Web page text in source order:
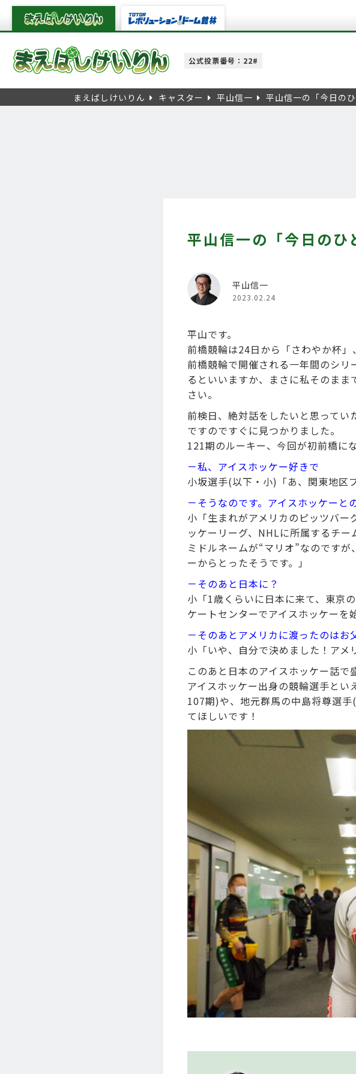
公式投票番号：22#
まえばしけいりん キャスター 平山信一 平山信一の「今日の
平山信一の「今日の
平山信一
2023.02.24
平山です。
前橋競輪は24日から「さわやか杯」
前橋競輪で開催される一年間のシリ
るといいますか、まさに私そのま
さい。
前検日、絶対話をしたいと思って
ですのですぐに見つかりました。
121期のルーキー、今回が初前橋に
－私、アイスホッケー好きで
小坂選手(以下・小)「あ、関東地区
－そうなのです。アイスホッケーと
小「生まれがアメリカのピッツバ
ッケーリーグ、NHLに所属するチー
ミドルネームが“マリオ”なのです
ーからとったそうです。」
－そのあと日本に？
小「1歳くらいに日本に来て、東京
ケートセンターでアイスホッケーを
－そのあとアメリカに渡ったのはお
小「いや、自分で決めました！アメ
このあと日本のアイスホッケー話で
アイスホッケー出身の競輪選手とい
107期)や、地元群馬の中島将尊選
てほしいです！